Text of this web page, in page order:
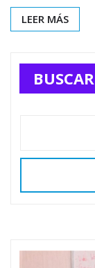
LEER MÁS
BUSCAR